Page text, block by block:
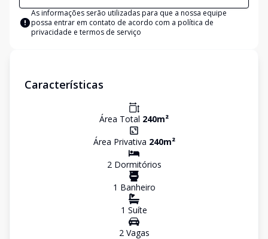
As informações serão utilizadas para que a nossa equipe
possa entrar em contato de acordo com a política de
privacidade e termos de serviço
Características
Área Total 240m²
Área Privativa 240m²
2Dormitórios
1 Banheiro
1 Suíte
2Vagas